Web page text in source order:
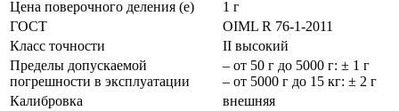
Цена поверочного деления (e)
1 г
ГОСТ
OIML R 76-1-2011
Класс точности
II высокий
Пределы допускаемой
погрешности в эксплуатации
– от 50 г до 5000 г: ± 1 г
– от 5000 г до 15 кг: ± 2 г
Калибровка
внешняя